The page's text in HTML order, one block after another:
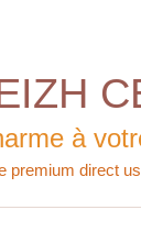
à